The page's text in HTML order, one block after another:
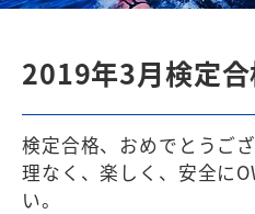
2019年3月検定
検定合格、おめでとうご
理なく、楽しく、安全に
い。